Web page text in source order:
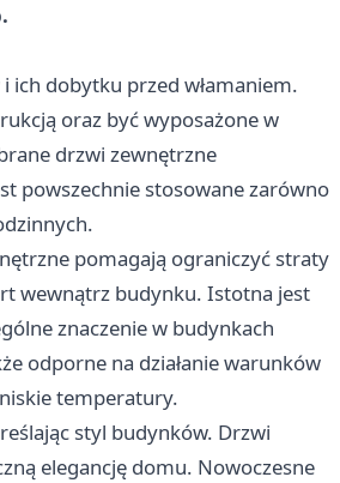
ich dobytku przed włamaniem.
oraz być wyposażone w
drzwi zewnętrzne
powszechnie stosowane zarówno
pomagają ograniczyć straty
wewnątrz budynku. Istotna jest
znaczenie w budynkach
odporne na działanie warunków
temperatury.
styl budynków. Drzwi
elegancję domu. Nowoczesne